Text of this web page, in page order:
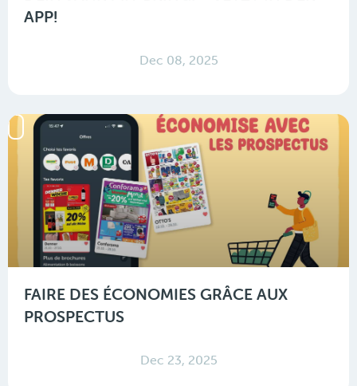
APP!
Dec 08, 2025
FAIRE DES ÉCONOMIES GRÂCE AUX
PROSPECTUS
Dec 23, 2025